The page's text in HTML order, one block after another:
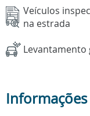
Veículos
na estrada